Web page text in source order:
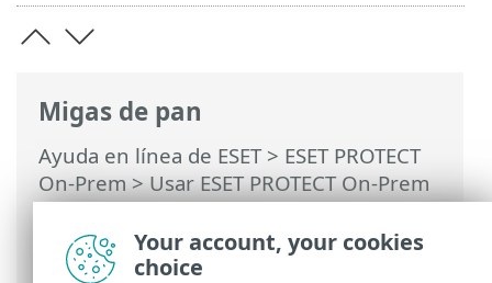
Migas de pan
Ayuda en línea de ESET> ESET PROTECT
On-Prem>Usar ESET PROTECT On-Prem
>ESET PROTECT On-Prem Menú principal
Tareas >Tareas de clientes>
Administración de cuarentena
Your account, your cookies
choice